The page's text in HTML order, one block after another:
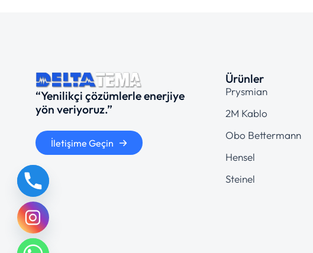
“Yenilikçi çözümlerle enerjiye
yön veriyoruz.”
İletişime Geçin
Ürünler
Prysmian
2M Kablo
Obo Bettermann
Hensel
Steinel